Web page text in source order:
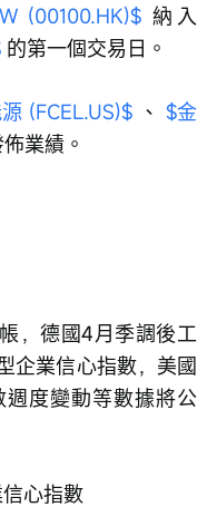
(00100.HK)$ 納入
的第一個交易日。
(FCEL.US)$ 、 $金
業績。
，德國4月季調後工
企業信心指數，美國
度變動等數據將公
心指數